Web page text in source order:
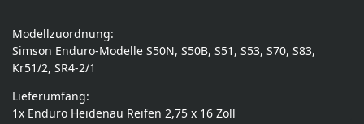
Modellzuordnung:
Simson Enduro-Modelle S50N, S50B, S51, S53, S70, S83,
Kr51/2, SR4-2/1
Lieferumfang:
1x Enduro Heidenau Reifen 2,75 x 16 Zoll